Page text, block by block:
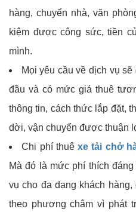
hàng, chuyển nhà, văn
kiệm được công sức, tiền
mình.
Mọi yêu cầu về dịch vụ
đầu và có mức giá thuê
thông tin, cách thức lắp đặt,
dời, vận chuyển được thuận
Chi phí thuê xe tải chở
Mà đó là mức phí thích
vụ cho đa dạng khách
theo phương châm vì phát